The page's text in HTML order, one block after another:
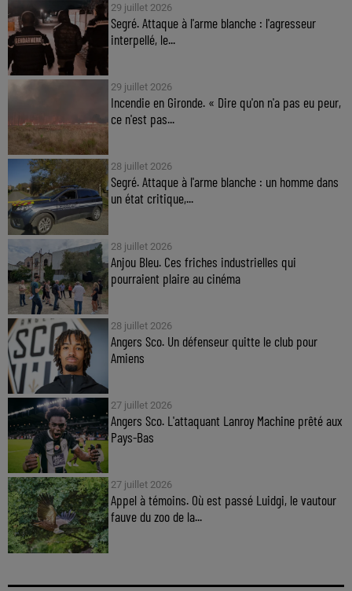
29 juillet 2026
Segré. Attaque à l'arme blanche : l'agresseur
interpellé, le...
29 juillet 2026
Incendie en Gironde. « Dire qu'on n'a pas eu peur,
ce n'est pas...
28 juillet 2026
Segré. Attaque à l'arme blanche : un homme dans
un état critique,...
28 juillet 2026
Anjou Bleu. Ces friches industrielles qui
pourraient plaire au cinéma
28 juillet 2026
Angers Sco. Un défenseur quitte le club pour
Amiens
27 juillet 2026
Angers Sco. L'attaquant Lanroy Machine prêté aux
Pays-Bas
27 juillet 2026
Appel à témoins. Où est passé Luidgi, le vautour
fauve du zoo de la...